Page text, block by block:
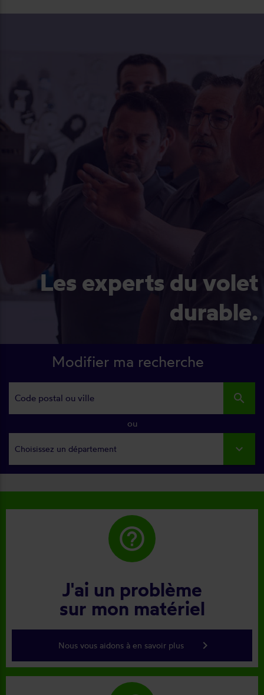
Les experts du volet
durable.
Modifier ma recherche
search
ou
Choisissez un département
help_outline
J'ai un problème
sur mon matériel
Nous vous aidons à en savoir plus keyboard_arrow_right